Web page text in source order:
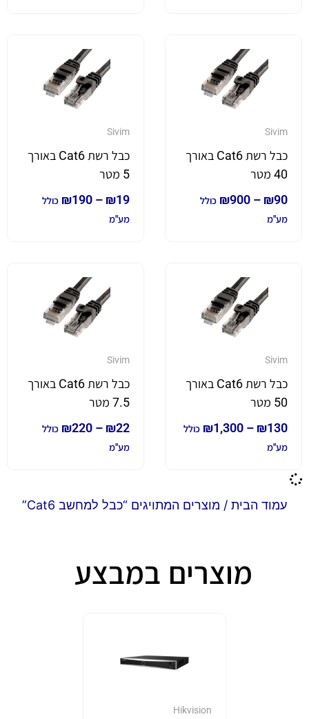
Sivim
כבל רשת Cat6 באורך
40 מטר
₪90
–
₪900
כולל
מע"מ
Sivim
כבל רשת Cat6 באורך
5 מטר
₪19
–
₪190
כולל
מע"מ
Sivim
כבל רשת Cat6 באורך
50 מטר
₪130
–
₪1,300
כולל
מע"מ
Sivim
כבל רשת Cat6 באורך
7.5 מטר
₪22
–
₪220
כולל
מע"מ
עמוד הבית / מוצרים המתויגים “כבל למחשב Cat6”
מוצרים במבצע
Hikvision